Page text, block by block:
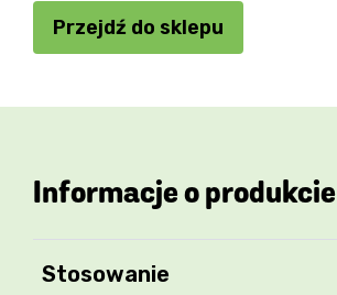
Przejdź do sklepu
Informacje o produkcie
Stosowanie